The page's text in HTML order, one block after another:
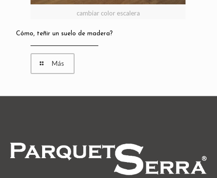
cambiar color escalera
Cómo, teñir un suelo de madera?
Más